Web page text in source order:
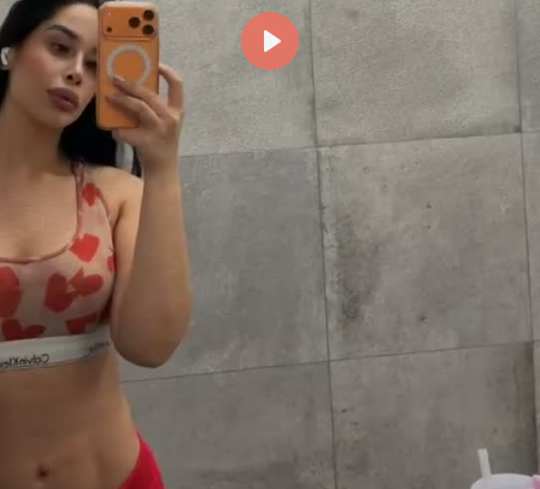
Reproducir